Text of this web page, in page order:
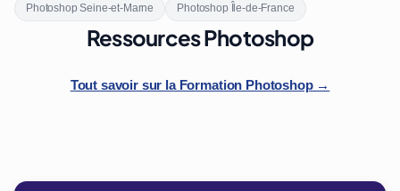
Photoshop Seine-et-Marne Photoshop Île-de-France
Ressources Photoshop
Tout savoir sur la Formation Photoshop →